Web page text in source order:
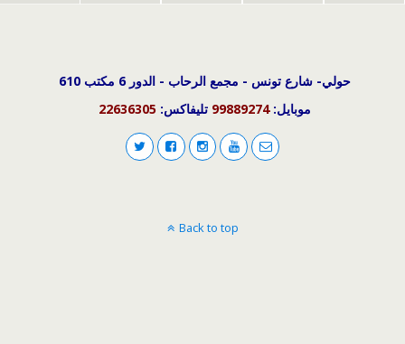
حولي- شارع تونس - مجمع الرحاب - الدور 6 مكتب 610
موبايل:99889274 تليفاكس: 22636305
Back to top